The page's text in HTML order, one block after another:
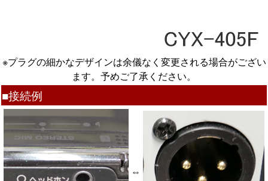
※プラグの細かなデザインは余儀なく変更される場合がござい
ます。予めご了承ください。
■接続例
⇔